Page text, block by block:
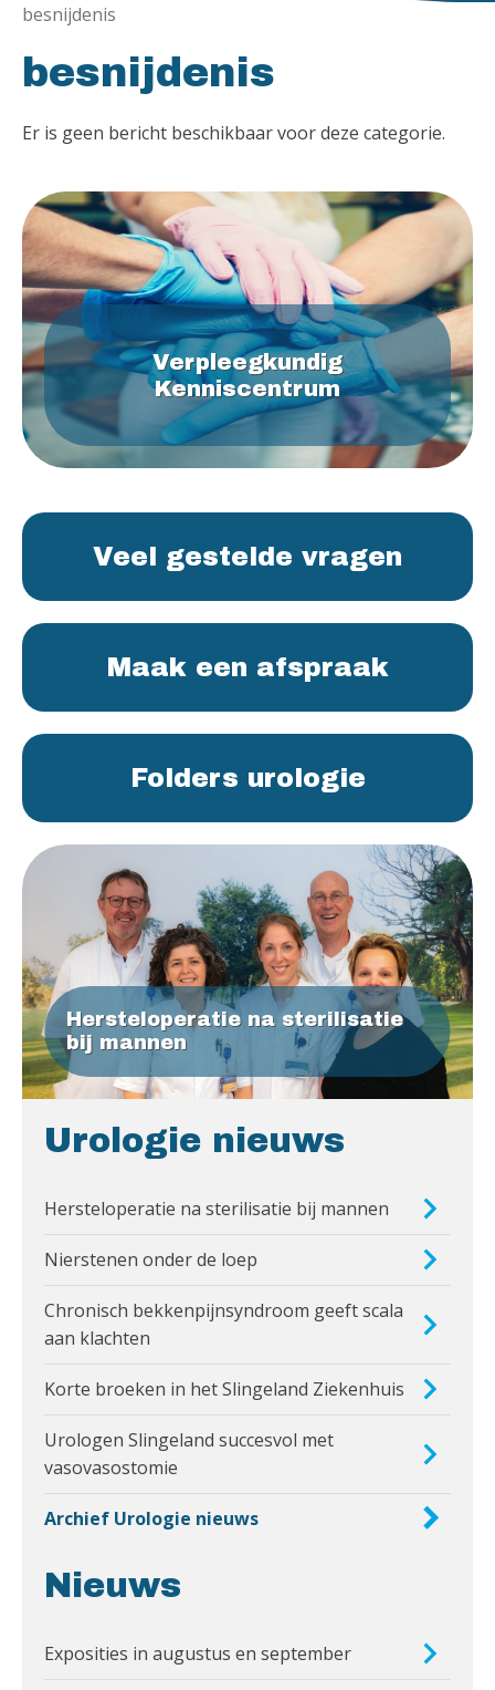
besnijdenis
besnijdenis
Er is geen bericht beschikbaar voor deze categorie.
Verpleegkundig
Kenniscentrum
Veel gestelde vragen
Maak een afspraak
Folders urologie
Hersteloperatie na sterilisatie
bij mannen
Urologie nieuws
Hersteloperatie na sterilisatie bij mannen
Nierstenen onder de loep
Chronisch bekkenpijnsyndroom geeft scala
aan klachten
Korte broeken in het Slingeland Ziekenhuis
Urologen Slingeland succesvol met
vasovasostomie
Archief Urologie nieuws
Nieuws
Exposities in augustus en september